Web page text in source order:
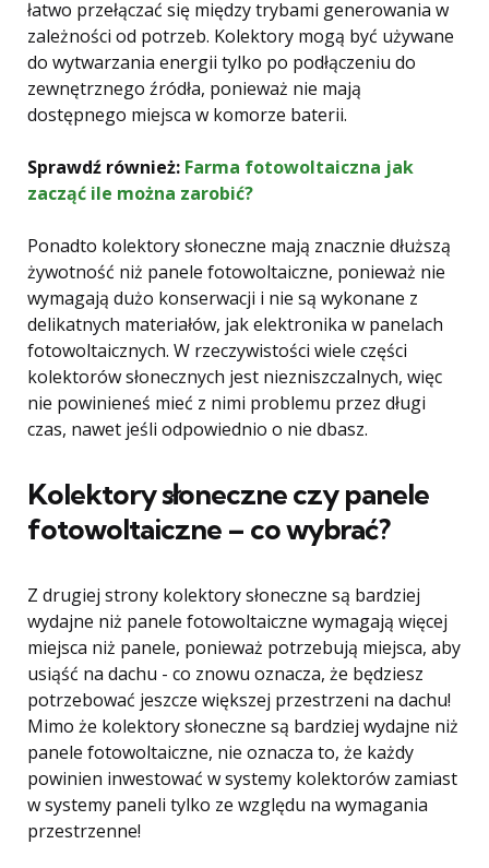
łatwo przełączać się między trybami generowania w
zależności od potrzeb. Kolektory mogą być używane
do wytwarzania energii tylko po podłączeniu do
zewnętrznego źródła, ponieważ nie mają
dostępnego miejsca w komorze baterii.
Sprawdź również: Farma fotowoltaiczna jak
zacząć ile można zarobić?
Ponadto kolektory słoneczne mają znacznie dłuższą
żywotność niż panele fotowoltaiczne, ponieważ nie
wymagają dużo konserwacji i nie są wykonane z
delikatnych materiałów, jak elektronika w panelach
fotowoltaicznych. W rzeczywistości wiele części
kolektorów słonecznych jest niezniszczalnych, więc
nie powinieneś mieć z nimi problemu przez długi
czas, nawet jeśli odpowiednio o nie dbasz.
Kolektory słoneczne czy panele
fotowoltaiczne – co wybrać?
Z drugiej strony kolektory słoneczne są bardziej
wydajne niż panele fotowoltaiczne wymagają więcej
miejsca niż panele, ponieważ potrzebują miejsca, aby
usiąść na dachu - co znowu oznacza, że ​​będziesz
potrzebować jeszcze większej przestrzeni na dachu!
Mimo że kolektory słoneczne są bardziej wydajne niż
panele fotowoltaiczne, nie oznacza to, że każdy
powinien inwestować w systemy kolektorów zamiast
w systemy paneli tylko ze względu na wymagania
przestrzenne!